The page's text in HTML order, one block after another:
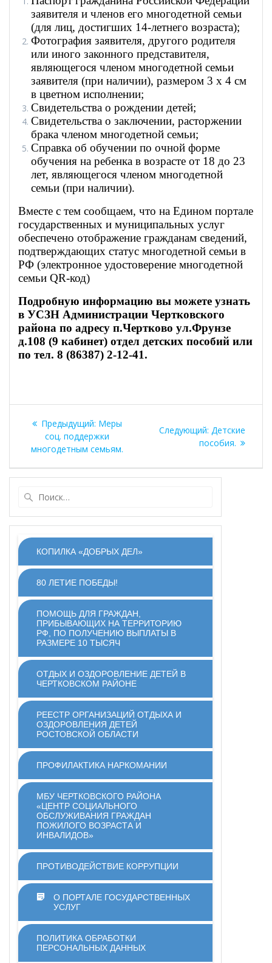
заявителя и членов его многодетной семьи
(для лиц, достигших 14-летнего возраста);
Фотография заявителя, другого родителя
или иного законного представителя,
являющегося членом многодетной семьи
заявителя (при наличии), размером 3 x 4 см
в цветном исполнении;
Свидетельства о рождении детей;
Свидетельства о заключении, расторжении
брака членом многодетной семьи;
Справка об обучении по очной форме
обучения на ребенка в возрасте от 18 до 23
лет, являющегося членом многодетной
семьи (при наличии).
Вместе с тем сообщаем, что на Едином портале
государственных и муниципальных услуг
обеспечено отображение гражданам сведений,
подтверждающих статус многодетной семьи в
РФ (электронное удостоверение многодетной
семьи QR-код)
Подробную информацию вы можете узнать
в УСЗН Администрации Чертковского
района по адресу п.Чертково ул.Фрунзе
д.108 (9 кабинет) отдел детских пособий или
по тел. 8 (86387) 2-12-41.
Навигация
по
записям
Предыдущий: Предыдущая
запись:
Меры
соц. поддержки
многодетным семьям.
Следующий: Следующая
запись:
Детские
пособия.
КОПИЛКА «ДОБРЫХ ДЕЛ»
80 ЛЕТИЕ ПОБЕДЫ!
ПОМОЩЬ ДЛЯ ГРАЖДАН,
ПРИБЫВАЮЩИХ НА ТЕРРИТОРИЮ
РФ, ПО ПОЛУЧЕНИЮ ВЫПЛАТЫ В
РАЗМЕРЕ 10 ТЫСЯЧ
ОТДЫХ И ОЗДОРОВЛЕНИЕ ДЕТЕЙ В
ЧЕРТКОВСКОМ РАЙОНЕ
РЕЕСТР ОРГАНИЗАЦИЙ ОТДЫХА И
ОЗДОРОВЛЕНИЯ ДЕТЕЙ
РОСТОВСКОЙ ОБЛАСТИ
ПРОФИЛАКТИКА НАРКОМАНИИ
МБУ ЧЕРТКОВСКОГО РАЙОНА
«ЦЕНТР СОЦИАЛЬНОГО
ОБСЛУЖИВАНИЯ ГРАЖДАН
ПОЖИЛОГО ВОЗРАСТА И
ИНВАЛИДОВ»
ПРОТИВОДЕЙСТВИЕ КОРРУПЦИИ
О ПОРТАЛЕ ГОСУДАРСТВЕННЫХ
УСЛУГ
ПОЛИТИКА ОБРАБОТКИ
ПЕРСОНАЛЬНЫХ ДАННЫХ